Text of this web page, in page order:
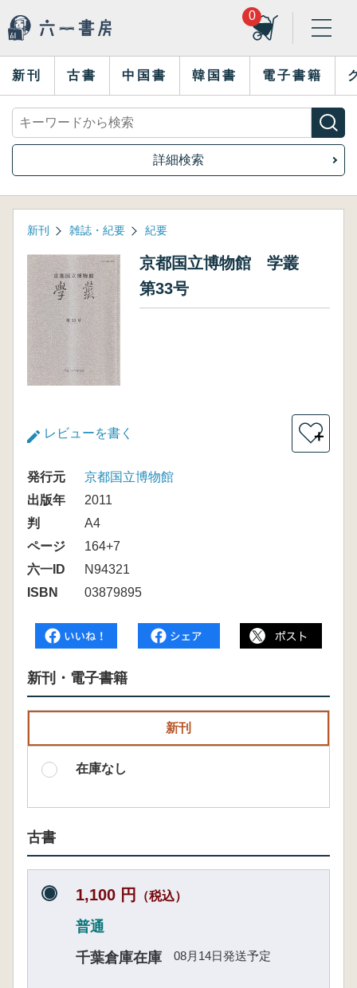
0
新刊 古書 中国書 韓国書 電子書籍
詳細検索
新刊 雑誌・紀要 紀要
京都国立博物館 学叢
第33号
レビューを書く ＋
発行元
京都国立博物館
出版年
2011
判
A4
ページ
164+7
六一ID
N94321
ISBN
03879895
新刊・電子書籍
新刊
在庫なし
古書
1,100 円 （税込）
普通
千葉倉庫在庫
08月14日発送予定